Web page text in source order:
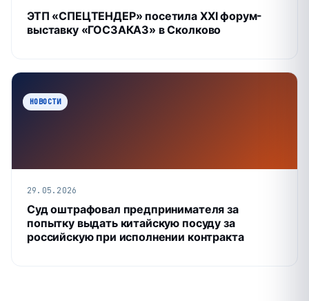
ЭТП «СПЕЦТЕНДЕР» посетила XXI форум-
выставку «ГОСЗАКАЗ» в Сколково
НОВОСТИ
29.05.2026
Суд оштрафовал предпринимателя за
попытку выдать китайскую посуду за
российскую при исполнении контракта